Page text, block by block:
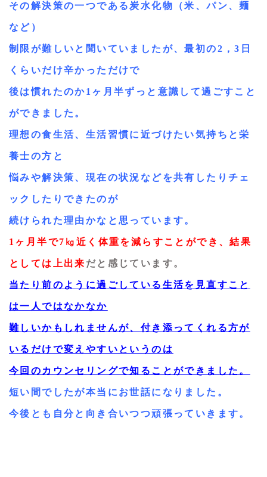
その解決策の一つである炭水化物（米、パン、麺
など）
制限が難しいと聞いていましたが、最初の2，3日
くらいだけ辛かっただけで
後は慣れたのか1ヶ月半ずっと意識して過ごすこと
ができました。
理想の食生活、生活習慣に近づけたい気持ちと栄
養士の方と
悩みや解決策、現在の状況などを共有したりチェ
ックしたりできたのが
続けられた理由かなと思っています。
1ヶ月半で7㎏近く体重を減らすことができ、結果
としては上出来 だと感じています。
当たり前のように過ごしている生活を見直すこと
は一人ではなかなか
難しいかもしれませんが、付き添ってくれる方が
いるだけで変えやすいというのは
今回のカウンセリングで知ることができました。
短い間でしたが本当にお世話になりました。
今後とも自分と向き合いつつ頑張っていきます。